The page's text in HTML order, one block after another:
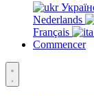
Nederlands
Français
Commencer